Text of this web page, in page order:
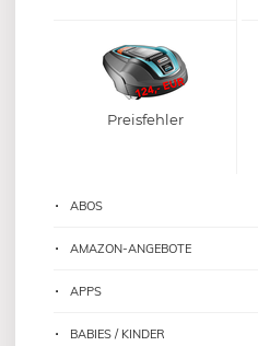
Preisfehler
ABOS
AMAZON-ANGEBOTE
APPS
BABIES / KINDER